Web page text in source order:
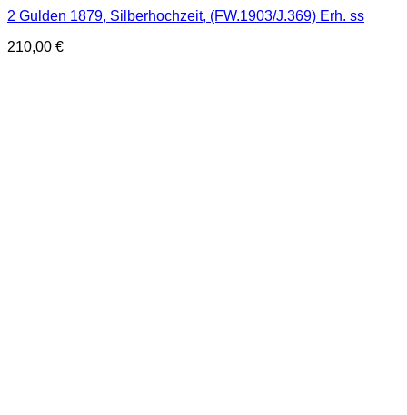
2 Gulden 1879, Silberhochzeit, (FW.1903/J.369) Erh. ss
210,00 €